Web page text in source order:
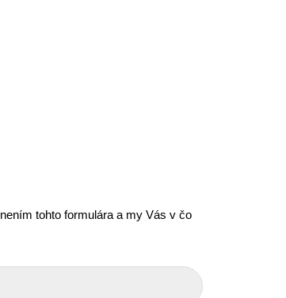
tohto formulára a my Vás v čo